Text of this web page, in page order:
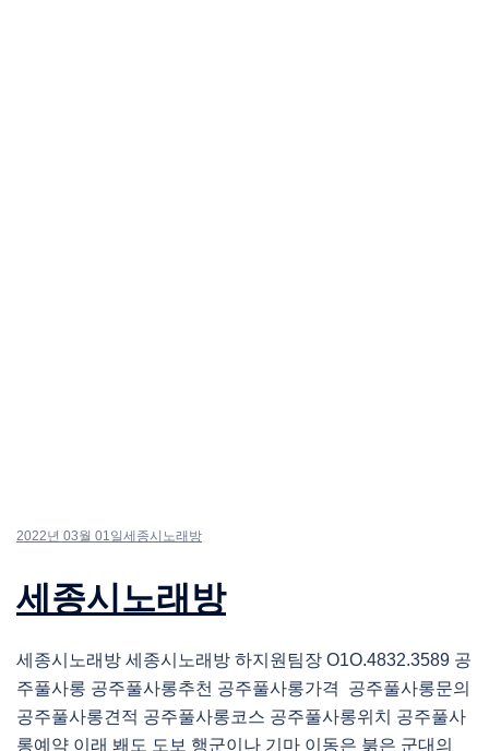
2022년 03월 01일 세종시노래방
세종시노래방
세종시노래방 세종시노래방 하지원팀장 O1O.4832.3589 공
주풀사롱 공주풀사롱추천 공주풀사롱가격 공주풀사롱문의
공주풀사롱견적 공주풀사롱코스 공주풀사롱위치 공주풀사
롱예약 이래 봬도 도보 행군이나 기마 이동은 붉은 군대의